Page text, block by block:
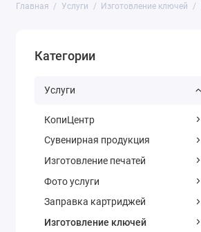
Главная Услуги Изготовление ключей
Категории
Услуги
КопиЦентр
Сувенирная продукция
Изготовление печатей
Фото услуги
Заправка картриджей
Изготовление ключей